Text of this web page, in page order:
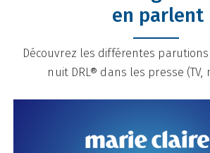
en parlent
Découvrez les différentes
nuit DRL® dans les presse (TV,